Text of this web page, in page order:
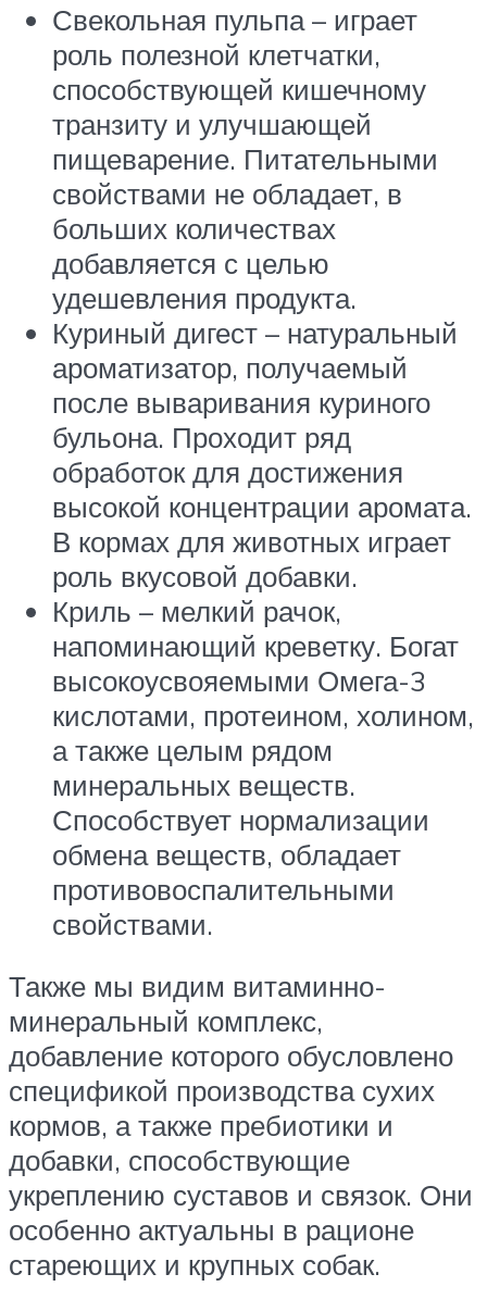
Свекольная пульпа – играет
роль полезной клетчатки,
способствующей кишечному
транзиту и улучшающей
пищеварение. Питательными
свойствами не обладает, в
больших количествах
добавляется с целью
удешевления продукта.
Куриный дигест – натуральный
ароматизатор, получаемый
после вываривания куриного
бульона. Проходит ряд
обработок для достижения
высокой концентрации аромата.
В кормах для животных играет
роль вкусовой добавки.
Криль – мелкий рачок,
напоминающий креветку. Богат
высокоусвояемыми Омега-3
кислотами, протеином, холином,
а также целым рядом
минеральных веществ.
Способствует нормализации
обмена веществ, обладает
противовоспалительными
свойствами.
Также мы видим витаминно-
минеральный комплекс,
добавление которого обусловлено
спецификой производства сухих
кормов, а также пребиотики и
добавки, способствующие
укреплению суставов и связок. Они
особенно актуальны в рационе
стареющих и крупных собак.